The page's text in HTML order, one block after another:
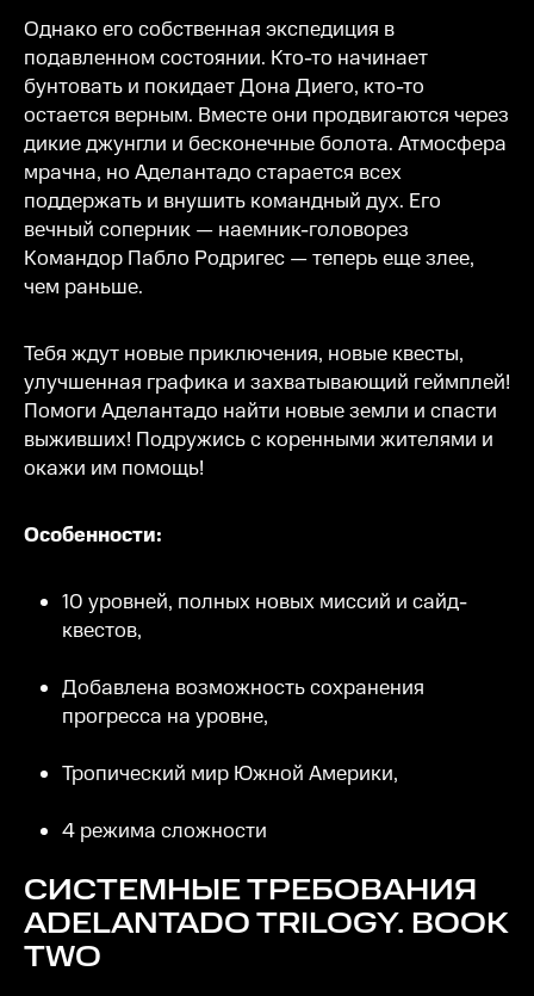
Однако его собственная экспедиция в
подавленном состоянии. Кто-то начинает
бунтовать и покидает Дона Диего, кто-то
остается верным. Вместе они продвигаются через
дикие джунгли и бесконечные болота. Атмосфера
мрачна, но Аделантадо старается всех
поддержать и внушить командный дух. Его
вечный соперник — наемник-головорез
Командор Пабло Родригес — теперь еще злее,
чем раньше.
Тебя ждут новые приключения, новые квесты,
улучшенная графика и захватывающий геймплей!
Помоги Аделантадо найти новые земли и спасти
выживших! Подружись с коренными жителями и
окажи им помощь!
Особенности:
10 уровней, полных новых миссий и сайд-
квестов,
Добавлена возможность сохранения
прогресса на уровне,
Тропический мир Южной Америки,
4 режима сложности
СИСТЕМНЫЕ ТРЕБОВАНИЯ
ADELANTADO TRILOGY. BOOK
TWO